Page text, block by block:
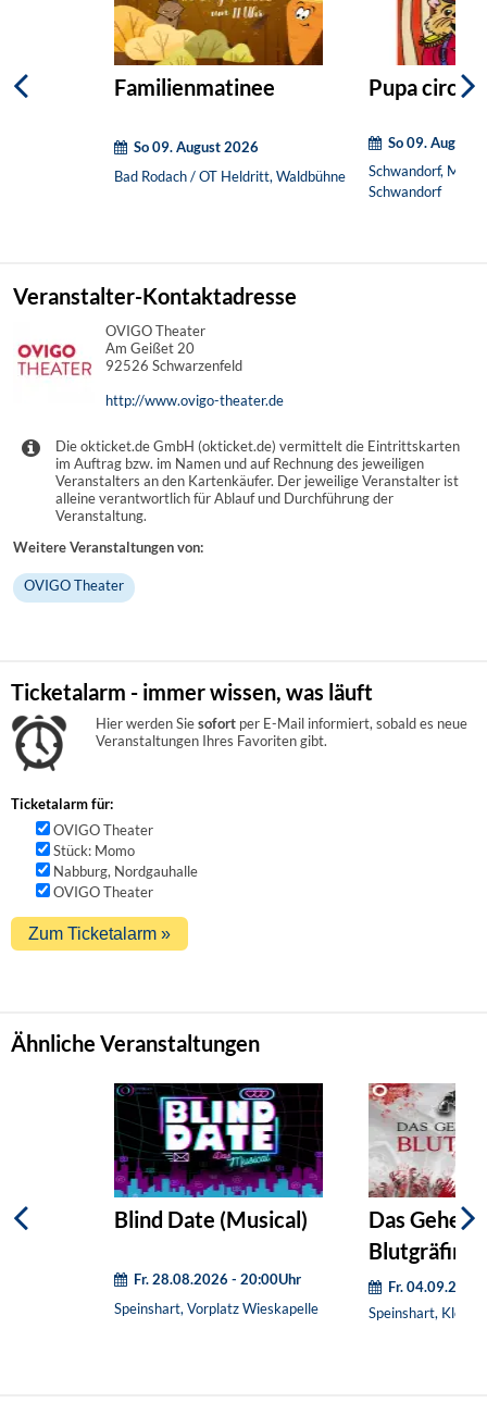
Familienmatinee
So 09. August 2026
Bad Rodach / OT Heldritt, Waldbühne
Pupa circi
So 09. August
Schwandorf,
Schwandorf
Veranstalter-Kontaktadresse
OVIGO Theater
Am Geißet 20
92526 Schwarzenfeld
http://www.ovigo-theater.de
Die okticket.de GmbH (okticket.de) vermittelt die Eintrittskarten
im Auftrag bzw. im Namen und auf Rechnung des jeweiligen
Veranstalters an den Kartenkäufer. Der jeweilige Veranstalter ist
alleine verantwortlich für Ablauf und Durchführung der
Veranstaltung.
Weitere Veranstaltungen von:
OVIGO Theater
Ticketalarm - immer wissen, was läuft
Hier werden Siesofort per E-Mail informiert, sobald es neue
Veranstaltungen Ihres Favoriten gibt.
Ticketalarm für:
OVIGO Theater
Stück: Momo
Nabburg, Nordgauhalle
OVIGO Theater
Ähnliche Veranstaltungen
Blind Date (Musical)
Fr. 28.08.2026 - 20:00Uhr
Speinshart, Vorplatz Wieskapelle
Das
Blutgräfin
Killer)
Fr.
Speinshart,